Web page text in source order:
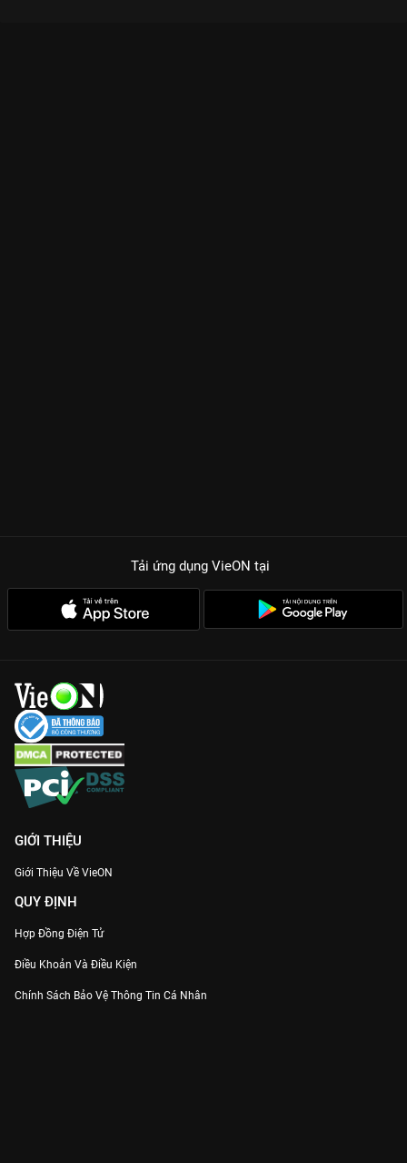
Tải ứng dụng VieON tại
GIỚI THIỆU
Giới Thiệu Về VieON
QUY ĐỊNH
Hợp Đồng Điện Tử
Điều Khoản Và Điều Kiện
Chính Sách Bảo Vệ Thông Tin Cá Nhân